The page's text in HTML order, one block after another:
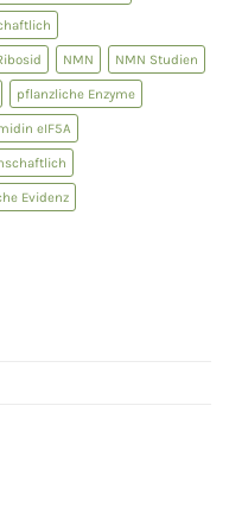
NMN NMN Studien
pflanzliche Enzyme
eIF5A
Evidenz